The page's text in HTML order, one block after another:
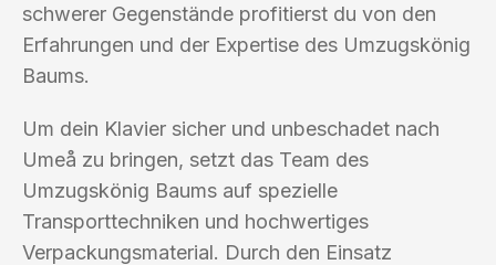
schwerer Gegenstände profitierst du von den
Erfahrungen und der Expertise des Umzugskönig
Baums.
Um dein Klavier sicher und unbeschadet nach
Umeå zu bringen, setzt das Team des
Umzugskönig Baums auf spezielle
Transporttechniken und hochwertiges
Verpackungsmaterial. Durch den Einsatz